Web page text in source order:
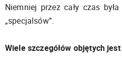
Niemniej przez cały czas
„specjalsów”.
Wiele szczegółów objętych